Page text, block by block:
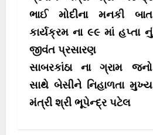
g
a
t
i
o
n
ભાઈ મોદીના મનકી બાત
કાર્યક્રમ ના ૯૯ માં હપ્તા નું
જીવંત પ્રસારણ
સાબરકાંઠા ના ગ્રામ જનો
સાથે બેસીને નિહાળતા મુખ્ય
મંત્રી શ્રી ભૂપેન્દ્ર પટેલ